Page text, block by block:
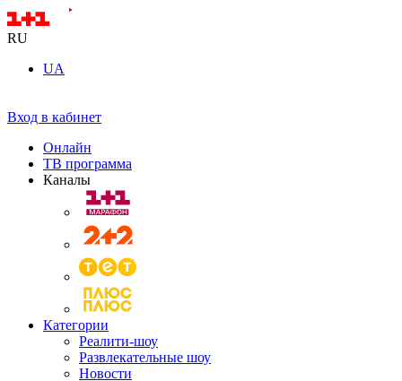
RU
UA
Вход в кабинет
Онлайн
ТВ программа
Каналы
Категории
Реалити-шоу
Развлекательные шоу
Новости